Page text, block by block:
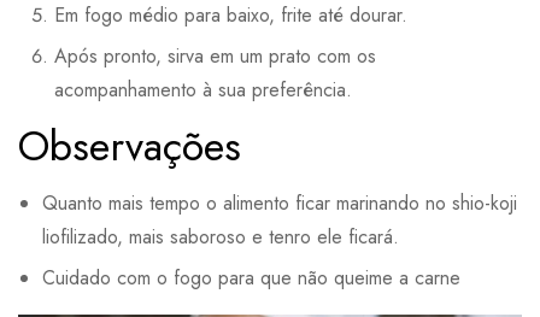
Em fogo médio para baixo, frite até dourar.
Após pronto, sirva em um prato com os
acompanhamento à sua preferência.
Observações
Quanto mais tempo o alimento ficar marinando no shio-koji
liofilizado, mais saboroso e tenro ele ficará.
Cuidado com o fogo para que não queime a carne